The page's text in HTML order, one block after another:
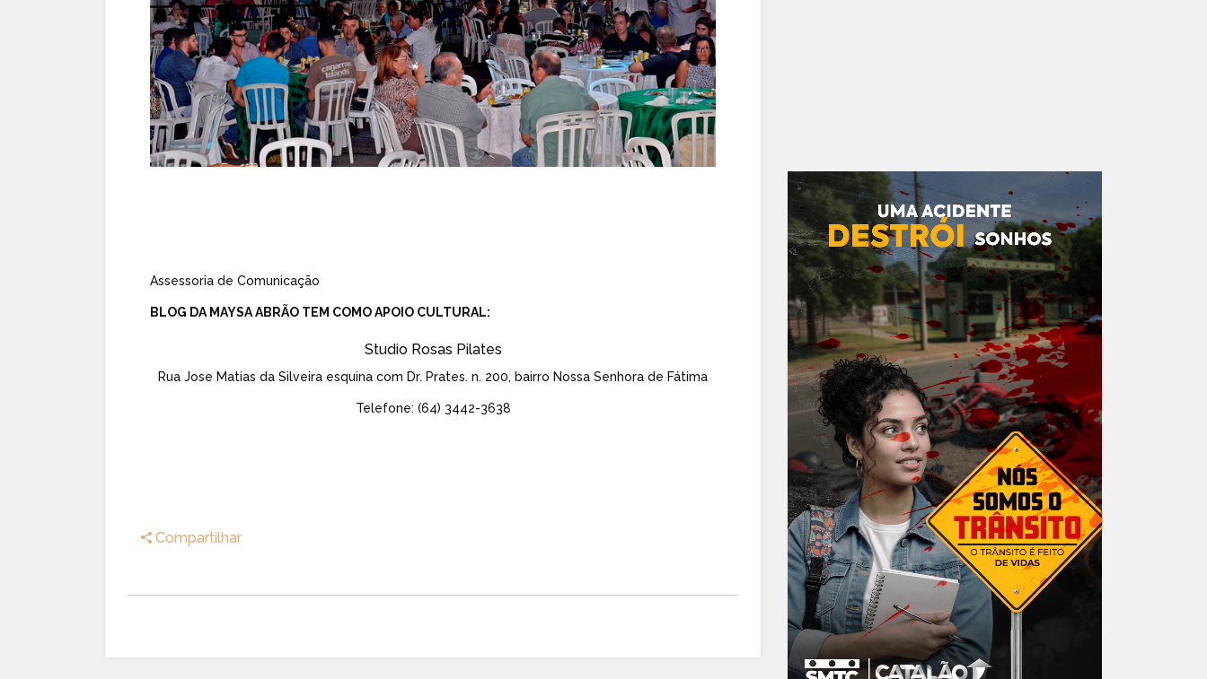
Assessoria de Comunicação
BLOG DA MAYSA ABRÃO TEM COMO APOIO CULTURAL:
Studio Rosas Pilates
Rua Jose Matias da Silveira esquina com Dr. Prates. n. 200, bairro Nossa Senhora de Fátima
Telefone: (64) 3442-3638
Compartilhar